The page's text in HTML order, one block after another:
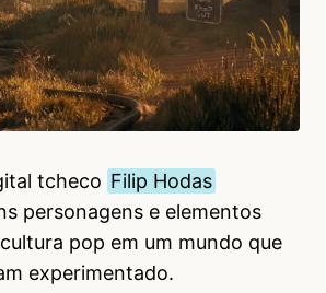
tcheco Filip Hodas
personagens e elementos
pop em um mundo que
experimentado.